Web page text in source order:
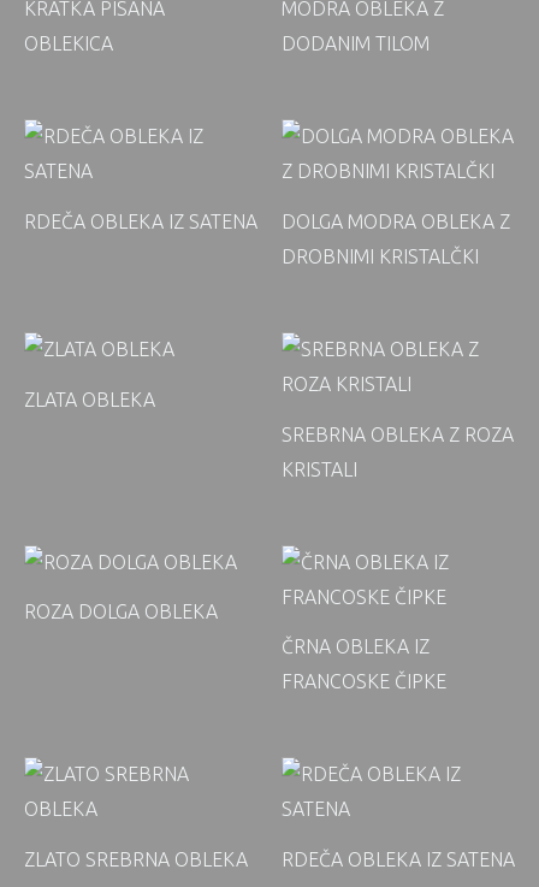
KRATKA PISANA
OBLEKICA
MODRA OBLEKA Z
DODANIM TILOM
RDEČA OBLEKA IZ SATENA
DOLGA MODRA OBLEKA Z
DROBNIMI KRISTALČKI
ZLATA OBLEKA
SREBRNA OBLEKA Z ROZA
KRISTALI
ROZA DOLGA OBLEKA
ČRNA OBLEKA IZ
FRANCOSKE ČIPKE
ZLATO SREBRNA OBLEKA RDEČA OBLEKA IZ SATENA